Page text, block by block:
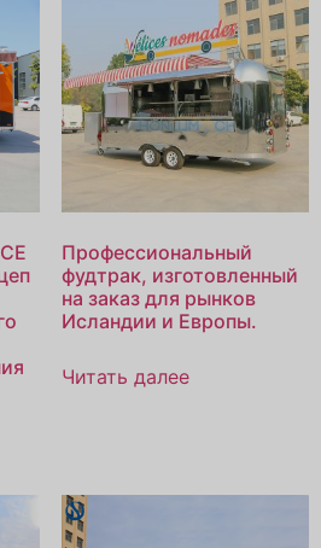
Профессиональный
фудтрак, изготовленный
на заказ для рынков
Исландии и Европы.
Читать далее